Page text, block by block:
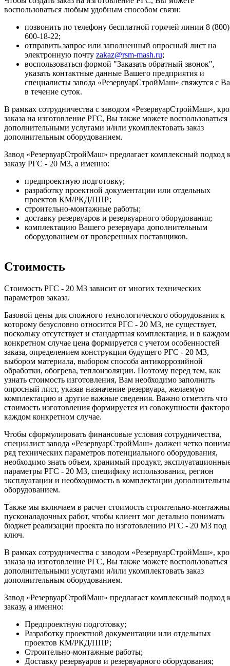
воспользоваться любым удобным способом связи:
позвонить по телефону бесплатной горячей линии 8 (800)
600-18-22;
отправить запрос или заполненный опросный лист на
электронную почту zakaz@rsm-mash.ru;
воспользоваться формой "Заказать обратный звонок",
указать контактные данные Вашего предприятия и
специалисты завода «РезервуарСтройМаш» свяжутся с
в течение суток.
В рамках сотрудничества с заводом «РезервуарСтройМаш»,
заказа на изготовление РГС, Вы также можете воспользоваться
дополнительными услугами и/или укомплектовать заказ
дополнительным оборудованием.
Завод «РезервуарСтройМаш» предлагает комплексный подход
заказу РГС - 20 М3, а именно:
предпроектную подготовку;
разработку проектной документации или отдельных
проектов КМ/РКД/ППР;
строительно-монтажные работы;
доставку резервуаров и резервуарного оборудования;
комплектацию Вашего резервуара дополнительным
оборудованием от проверенных поставщиков.
Стоимость
Стоимость РГС - 20 М3 зависит от многих технических
параметров заказа.
Базовой цены для сложного технологического оборудования к
которому безусловно относится РГС - 20 М3, не существует,
поскольку отсутствует и стандартная комплектация, и в каждом
конкретном случае цена формируется с учетом особенностей
заказа, определением конструкции будущего РГС - 20 М3,
выбором материала, выбором способа антикоррозийной
обработки, обогрева, теплоизоляции. Поэтому перед тем, как
узнать стоимость изготовления, Вам необходимо заполнить
опросный лист, указав назначение резервуара, желаемую
комплектацию и другие важные сведения. Важно отметить что
стоимость изготовления формируется из совокупности
каждом конкретном случае.
Чтобы сформулировать финансовые условия сотрудничества,
специалист завода «РезервуарСтройМаш» должен четко
ряд технических параметров потенциального оборудования,
необходимо знать объем, хранимый продукт,
параметры РГС - 20 М3, специфику использования, регион
эксплуатации и необходимость в комплектации
оборудованием.
Также мы включаем в расчет стоимость строительно-
пусконаладочных работ, чтобы клиент мог детально понимать
бюджет реализации проекта по изготовлению РГС - 20 М3 под
ключ.
В рамках сотрудничества с заводом «РезервуарСтройМаш»,
заказа на изготовление РГС, Вы также можете воспользоваться
дополнительными услугами и/или укомплектовать заказ
дополнительным оборудованием.
Завод «РезервуарСтройМаш» предлагает комплексный подход
заказу, а именно:
Предпроектную подготовку;
Разработку проектной документации или отдельных
проектов КМ/РКД/ППР;
Строительно-монтажные работы;
Доставку резервуаров и резервуарного оборудования;